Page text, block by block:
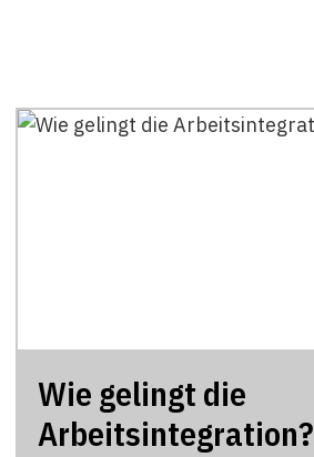
Wie gelingt die
Arbeitsintegration?